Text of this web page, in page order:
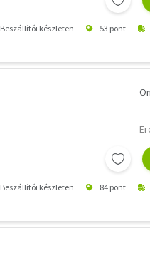
Beszállítói készleten 53 pont
Beszállítói készleten 84 pont